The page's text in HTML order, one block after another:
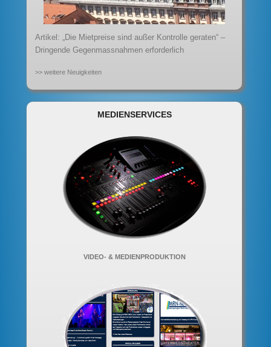
Artikel: „Die Mietpreise sind außer Kontrolle geraten“ –
Dringende Gegenmassnahmen erforderlich
>> weitere Neuigkeiten
MEDIENSERVICES
VIDEO- & MEDIENPRODUKTION